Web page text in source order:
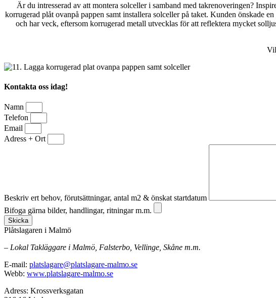
Är du intresserad av att montera solceller i samband med takrenoveringen?
korrugerad plåt ovanpå pappen samt installera solceller på taket. Kunden önskade
och har veck, eftersom korrugerad metall utvecklas för att reflektera mycket
Kontakta oss idag!
Namn
Telefon
Email
Adress + Ort
Beskriv ert behov, förutsättningar, antal m2 & önskat startdatum
Bifoga gärna bilder, handlingar, ritningar m.m.
Skicka
Plåtslagaren i Malmö
– Lokal Takläggare i Malmö, Falsterbo, Vellinge, Skåne m.m.
E-mail: platslagare@platslagare-malmo.se
Webb: www.platslagare-malmo.se
Adress: Krossverksgatan